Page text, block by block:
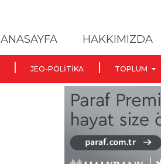
ANASAYFA HAKKIMIZDA
JEO-POLITIKA TOPLUM